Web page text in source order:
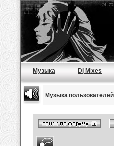
Музыка Dj Mixes
Музыка пользователей